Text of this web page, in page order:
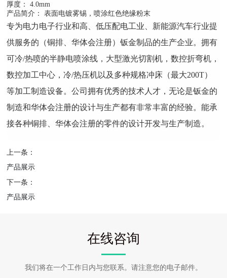
厚度： 4.0mm
产品简介： 表面电镀雾锡，喷涂红色绝缘粉末
专为电力电子行业和高、低压配电工业、新能源汽车行业提
供服务的（铜排、华体会注册）钣金制品的生产企业。拥有
可冷/热喷的半静电喷涂线，大型激光切割机，数控折弯机，
数控加工中心，冷/热压机以及多种规格冲床（最大200T）
等加工制造设备。公司拥有优秀的技术人才，无论是钣金的
制造和华体会注册的设计与生产都有非常丰富的经验。能承
接各种铜排、华体会注册的零件的设计开发与生产制造。
上一条：
产品展示
下一条：
产品展示
在线咨询
我们将在一个工作日内与您联系。请注意您的电子邮件。